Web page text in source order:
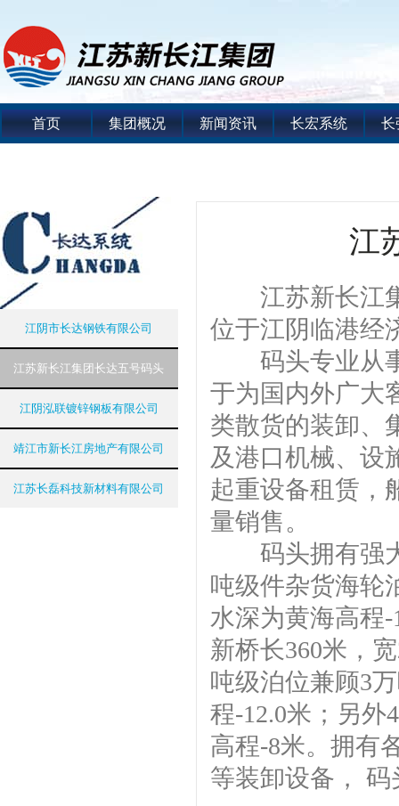
首页 集团概况 新闻资讯 长宏系统 长
江阴市长达钢铁有限公司
江苏新长江集团长达五号码头
江阴泓联镀锌钢板有限公司
靖江市新长江房地产有限公司
江苏长磊科技新材料有限公司
江
江苏新长江集
位于江阴临港经
码头专业从事
于为国内外广大
类散货的装卸、
及港口机械、设
起重设备租赁，
量销售。
码头拥有强大
吨级件杂货海轮
水深为黄海高程
新桥长360米，
吨级泊位兼顾3
程-12.0米；另外
高程-8米。拥有
等装卸设备， 码